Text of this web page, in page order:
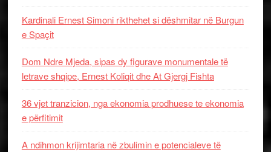
Kardinali Ernest Simoni rikthehet si dëshmitar në Burgun
e Spaçit
Dom Ndre Mjeda, sipas dy figurave monumentale të
letrave shqipe, Ernest Koliqit dhe At Gjergj Fishta
36 vjet tranzicion, nga ekonomia prodhuese te ekonomia
e përfitimit
A ndihmon krijimtaria në zbulimin e potencialeve të